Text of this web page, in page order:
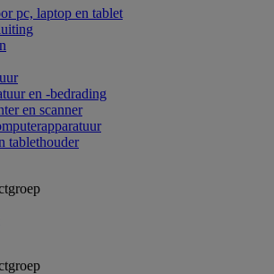
pc, laptop en tablet
en -bedrading
en scanner
tablethouder